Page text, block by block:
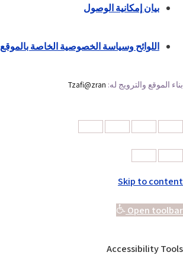
بيان إمكانية الوصول
اللوائح وسياسة الخصوصية الخاصة بالموقع
بناء الموقع والترويج له: Tzafi@zran
Skip to content
Open toolbar
Accessibility Tools